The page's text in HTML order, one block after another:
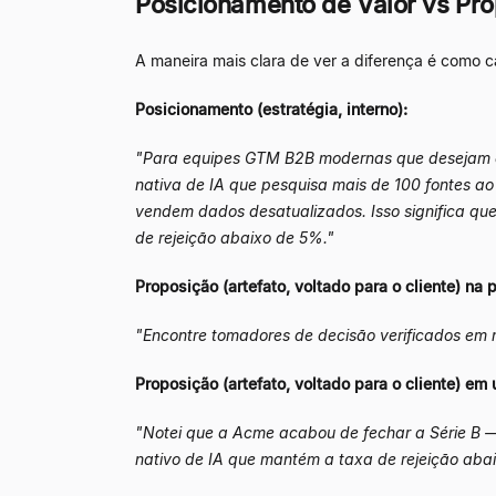
A maneira mais clara de ver a diferença é como
Posicionamento (estratégia, interno):
"Para equipes GTM B2B modernas que
nativa de IA que pesquisa mais de 100 fontes
vendem dados desatualizados. Isso significa
de rejeição abaixo de 5%."
Proposição (artefato, voltado para o cliente) na
"Encontre tomadores de decisão verificados
Proposição (artefato, voltado para o cliente) em
"Notei que a Acme acabou de fechar a Série B
nativo de IA que mantém a taxa de rejeição